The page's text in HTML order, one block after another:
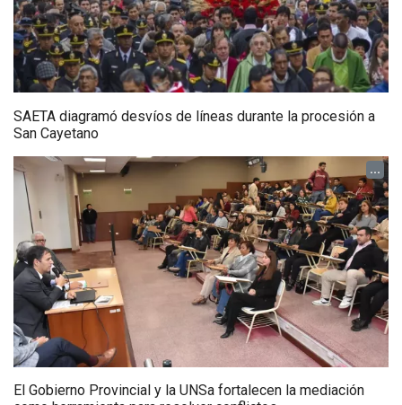
SAETA diagramó desvíos de líneas durante la procesión a
San Cayetano
...
El Gobierno Provincial y la UNSa fortalecen la mediación